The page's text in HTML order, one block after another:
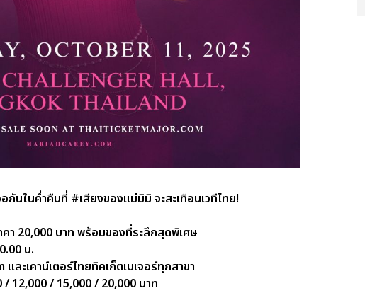
กันในค่ำคืนที่ #เสียงของแม่มิมิ จะสะเทือนเวทีไทย!
า 20,000 บาท พร้อมของที่ระลึกสุดพิเศษ
น.
ะเคาน์เตอร์ไทยทิคเก็ตเมเจอร์ทุกสาขา
12,000 / 15,000 / 20,000 บาท